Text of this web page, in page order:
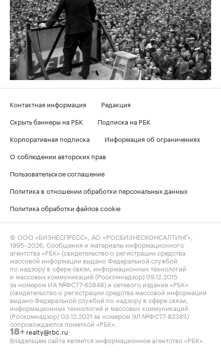
Контактная информация
Редакция
Скрыть баннеры на РБК
Подписка на РБК
Корпоративная подписка
Информация об ограничениях
О соблюдении авторских прав
Пользовательское соглашение
Политика в отношении обработки персональных данных
Политика обработки файлов cookie
© ООО «БИЗНЕСПРЕСС», АО «РОСБИЗНЕСКОНСАЛТИНГ»,
1995–2026 . Сообщения и материалы информационного
агентства «РБК» (свидетельство о регистрации средства
массовой информации выдано Федеральной службой
по надзору в сфере связи, информационных технологий
и массовых коммуникаций (Роскомнадзор) 09.12.2015
за номером ИА №ФС77-63848) и сетевого издания «РБК»
(свидетельство о регистрации средства массовой информации
выдано Федеральной службой по надзору в сфере связи,
информационных технологий и массовых коммуникаций
(Роскомнадзор) 03.12.2021 за номером ЭЛ №ФС77-82385)
сопровождаются пометкой «РБК».
18+ realty@rbc.ru
Владельцем сайта является информационное агентство «РБК».